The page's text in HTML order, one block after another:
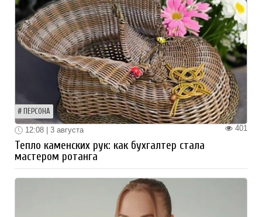
ПЕРСОНА
401
12:08 | 3 августа
Тепло каменских рук: как бухгалтер стала
мастером ротанга